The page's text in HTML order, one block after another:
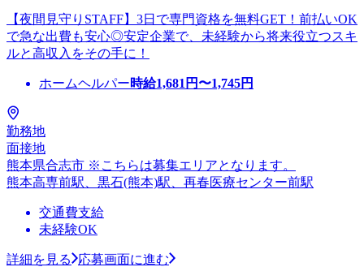
【夜間見守りSTAFF】3日で専門資格を無料GET！前払いOK
で急な出費も安心◎安定企業で、未経験から将来役立つスキ
ルと高収入をその手に！
ホームヘルパー時給1,681 円〜1,745円
勤務地
面接地
熊本県合志市 ※こちらは募集エリアとなります。
熊本高専前駅、黒石(熊本)駅、再春医療センター前駅
交通費支給
未経験OK
詳細を見る
応募画面に進む